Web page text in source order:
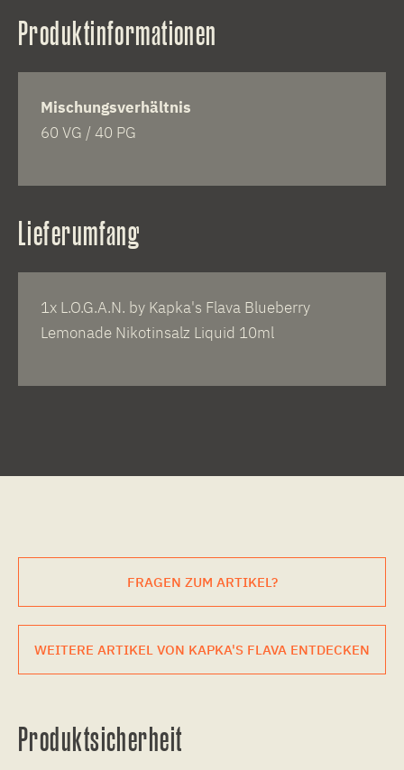
Produktinformationen
Mischungsverhältnis
60 VG / 40 PG
Lieferumfang
1x L.O.G.A.N. by Kapka's Flava Blueberry
Lemonade Nikotinsalz Liquid 10ml
FRAGEN ZUM ARTIKEL?
WEITERE ARTIKEL VON KAPKA'S FLAVA ENTDECKEN
Produktsicherheit